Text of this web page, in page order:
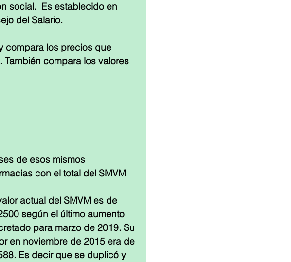
social.  Es establecido en
del Salario.
compara los precios que
compara los valores
de esos mismos
con el total del SMVM
actual del SMVM es de
según el último aumento
para marzo de 2019. Su
en noviembre de 2015 era de
Es decir que se duplicó y